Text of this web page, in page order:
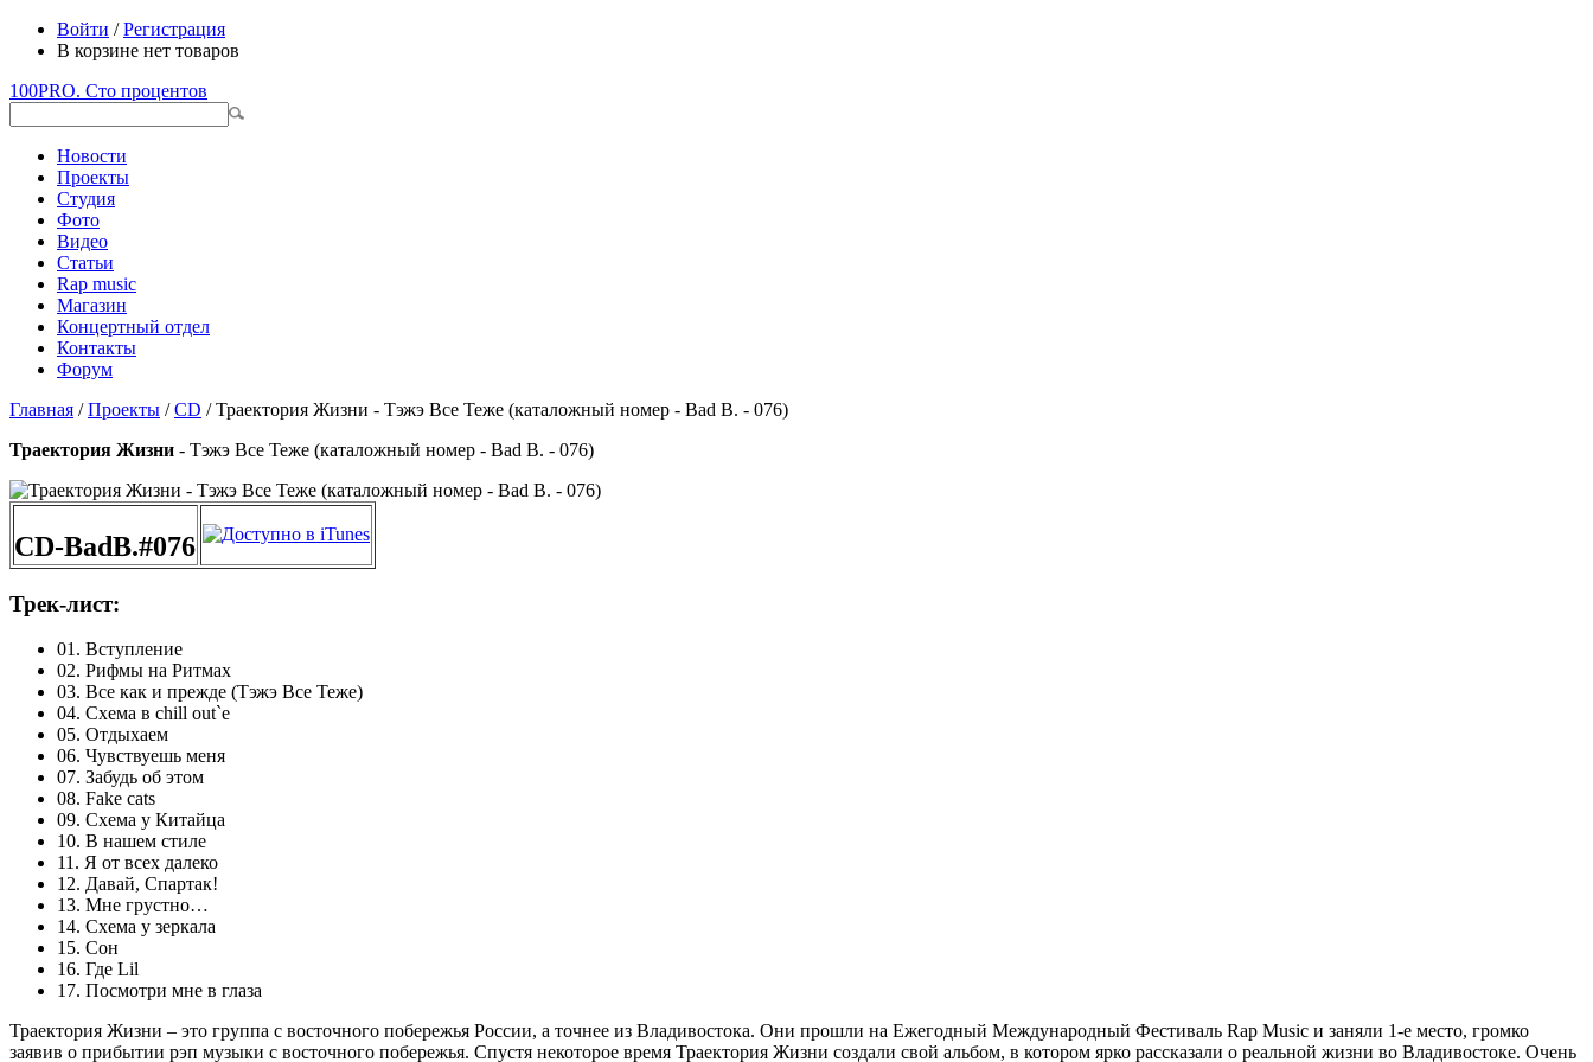
Войти /Регистрация
В корзине нет товаров
100PRO. Сто процентов
Новости
Проекты
Студия
Фото
Видео
Статьи
Rap music
Магазин
Концертный отдел
Контакты
Форум
Главная /Проекты /CD / Траектория Жизни - Тэжэ Все Теже (каталожный номер - Bad B. - 076)
Траектория Жизни - Тэжэ Все Теже (каталожный номер - Bad B. - 076)
CD-BadB.#076
Трек-лист:
01. Вступление
02. Рифмы на Ритмах
03. Все как и прежде (Тэжэ Все Теже)
04. Схема в chill out`e
05. Отдыхаем
06. Чувствуешь меня
07. Забудь об этом
08. Fake cats
09. Схема у Китайца
10. В нашем стиле
11. Я от всех далеко
12. Давай, Спартак!
13. Мне грустно…
14. Схема у зеркала
15. Сон
16. Где Lil
17. Посмотри мне в глаза
Траектория Жизни – это группа с восточного побережья России, а точнее из Владивостока. Они прошли на Ежегодный Международный Фестиваль Rap Music и заняли 1-е место, громко
заявив о прибытии рэп музыки с восточного побережья. Спустя некоторое время Траектория Жизни создали свой альбом, в котором ярко рассказали о реальной жизни во Владивостоке. Очень